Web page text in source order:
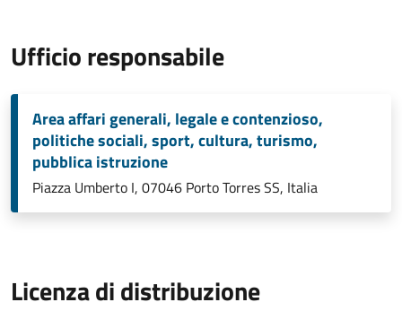
Ufficio responsabile
Area affari generali, legale e contenzioso,
politiche sociali, sport, cultura, turismo,
pubblica istruzione
Piazza Umberto I, 07046 Porto Torres SS, Italia
Licenza di distribuzione